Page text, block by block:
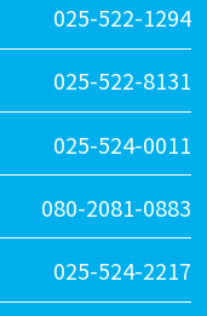
025-522-1294
025-522-8131
025-524-0011
080-2081-0883
025-524-2217